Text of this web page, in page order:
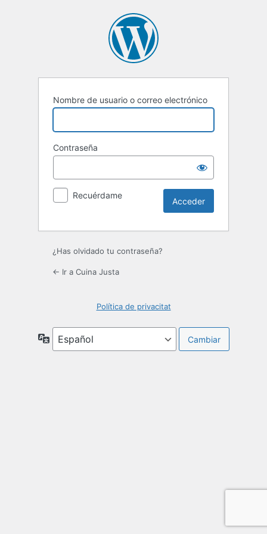
Nombre de usuario o correo electrónico
Contraseña
Recuérdame
¿Has olvidado tu contraseña?
← Ir a Cuina Justa
Política de privacitat
Idioma